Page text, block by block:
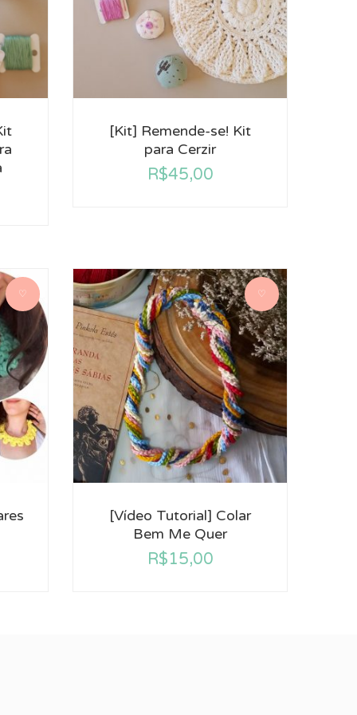
[Kit] Remende-se! Kit
para Cerzir
R$45,00
♡ ♡
[Vídeo Tutorial] Colar
Bem Me Quer
R$15,00